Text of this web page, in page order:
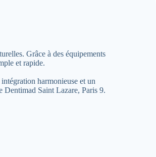
Grâce à des équipements
et rapide.
harmonieuse et un
Dentimad Saint Lazare, Paris 9.